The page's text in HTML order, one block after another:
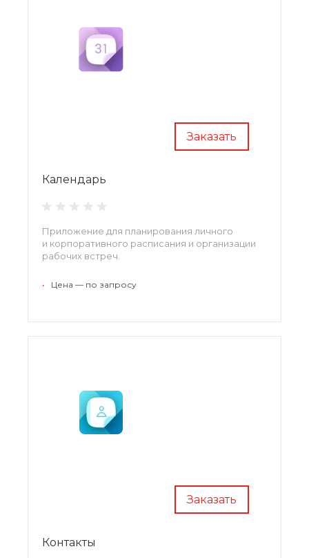
Заказать
Календарь
Приложение для планирования личного
и корпоративного расписания и организации
рабочих встреч.
• Цена — по запросу
Заказать
Контакты